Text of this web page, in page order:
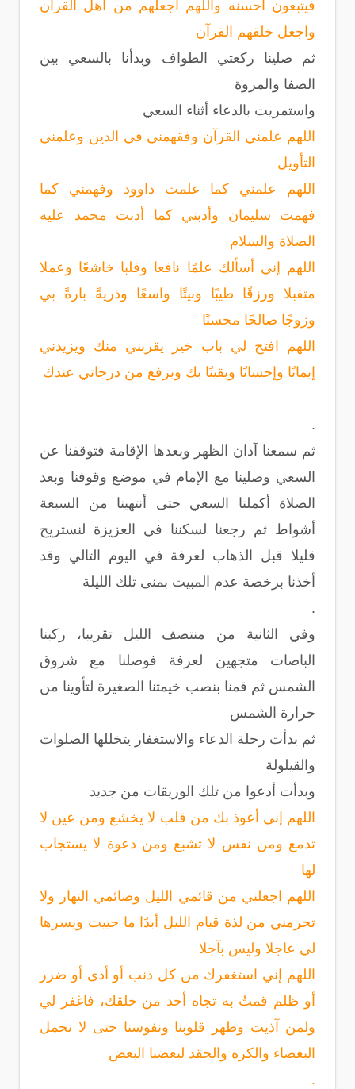
فيتبعون أحسنه واللهم اجعلهم من أهل القرآن
واجعل خلقهم القرآن
ثم صلينا ركعتي الطواف وبدأنا بالسعي بين
الصفا والمروة
واستمريت بالدعاء أثناء السعي
اللهم علمني القرآن وفقهمني في الدين وعلمني
التأويل
اللهم علمني كما علمت داوود وفهمني كما
فهمت سليمان وأدبني كما أدبت محمد عليه
الصلاة والسلام
اللهم إني أسألك علمًا نافعا وقلبا خاشعًا وعملا
متقبلا ورزقًا طيبًا وبيتًا واسعًا وذريةً بارةً بي
وزوجًا صالحًا محسنًا
اللهم افتح لي باب خير يقربني منك ويزيدني
إيمانًا وإحسانًا ويقينًا بك ويرفع من درجاتي عندك
.
ثم سمعنا آذان الظهر وبعدها الإقامة فتوقفنا عن
السعي وصلينا مع الإمام في موضع وقوفنا وبعد
الصلاة أكملنا السعي حتى أنتهينا من السبعة
أشواط ثم رجعنا لسكننا في العزيزة لنستريح
قليلا قبل الذهاب لعرفة في اليوم التالي وقد
أخذنا برخصة عدم المبيت بمنى تلك الليلة
.
وفي الثانية من منتصف الليل تقريبا، ركبنا
الباصات متجهين لعرفة فوصلنا مع شروق
الشمس ثم قمنا بنصب خيمتنا الصغيرة لتأوينا من
حرارة الشمس
ثم بدأت رحلة الدعاء والاستغفار يتخللها الصلوات
والقيلولة
وبدأت أدعوا من تلك الوريقات من جديد
اللهم إني أعوذ بك من قلب لا يخشع ومن عين لا
تدمع ومن نفس لا تشبع ومن دعوة لا يستجاب
لها
اللهم اجعلني من قائمي الليل وصائمي النهار ولا
تحرمني من لذة قيام الليل أبدًا ما حييت ويسرها
لي عاجلا وليس بآجلا
اللهم إني استغفرك من كل ذنب أو أذى أو ضرر
أو ظلم قمتُ به تجاه أحد من خلقك، فاغفر لي
ولمن آذيت وطهر قلوبنا ونفوسنا حتى لا نحمل
البغضاء والكره والحقد لبعضنا البعض
.